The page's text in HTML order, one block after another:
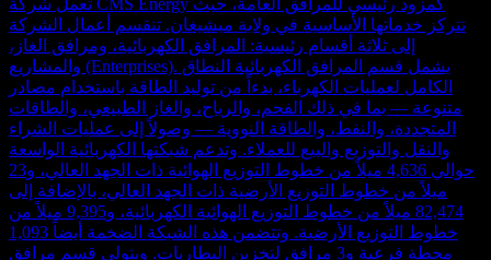
تعمل شركة CMS Energy كمزود رئيسي للمرافق العامة، حيث
تتركز خدماتها الأساسية في ولاية ميشيغان. تنقسم أعمال الشركة
إلى ثلاثة أقسام رئيسية: المرافق الكهربائية، ومرافق الغاز،
والمشاريع (Enterprises). يشمل قسم المرافق الكهربائية النطاق
الكامل لعمليات الكهرباء، بدءاً من توليد الطاقة باستخدام مصادر
متنوعة — بما في ذلك الفحم، والرياح، والغاز الطبيعي، والطاقات
المتجددة، والنفط، والطاقة النووية — وصولاً إلى عمليات الشراء
والنقل والتوزيع والبيع للعملاء. وتدعم شبكتها الكهربائية الواسعة
حوالي 4,636 ميلاً من خطوط التوزيع الهوائية ذات الجهد العالي، و23
ميلاً من خطوط التوزيع الأرضية ذات الجهد العالي، بالإضافة إلى
82,474 ميلاً من خطوط التوزيع الهوائية الكهربائية، و9,395 ميلاً من
خطوط التوزيع الأرضية. وتتضمن هذه الشبكة الضخمة أيضاً 1,093
محطة فرعية و3 مرافق لتخزين البطاريات. ويتولى قسم مرافق